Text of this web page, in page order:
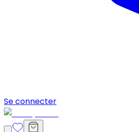
Se connecter